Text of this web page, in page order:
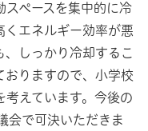
スペースを集中的に冷
くエネルギー効率が悪
、しっかり冷却するこ
おりますので、小学校
考えています。今後の
会で可決いただきま